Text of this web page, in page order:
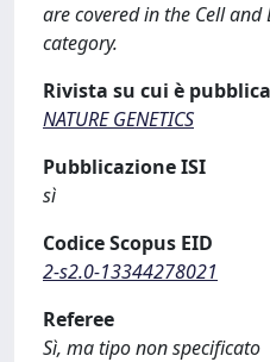
are covered in the Cell
category.
Rivista su cui è
NATURE GENETICS
Pubblicazione ISI
sì
Codice Scopus EID
2-s2.0-13344278021
Referee
Sì, ma tipo non specificato